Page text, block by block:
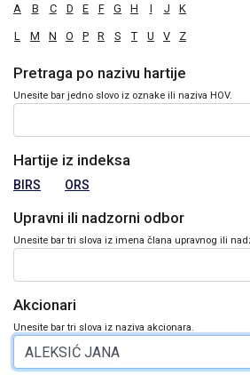
A B C D E F G H I J K
L M N O P R S T U V Z
Pretraga po nazivu hartije
Unesite bar jedno slovo iz oznake ili naziva HOV.
Hartije iz indeksa
BIRS ORS
Upravni ili nadzorni odbor
Unesite bar tri slova iz imena člana upravnog ili
Akcionari
Unesite bar tri slova iz naziva akcionara.